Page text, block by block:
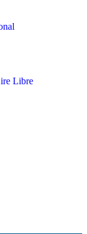
Libre